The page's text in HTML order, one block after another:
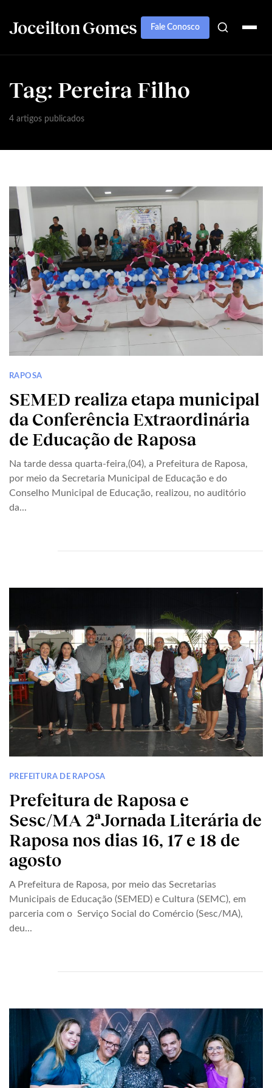
Joceilton Gomes Fale Conosco
Tag: Pereira Filho
4 artigos publicados
RAPOSA
SEMED realiza etapa municipal
da Conferência Extraordinária
de Educação de Raposa
Na tarde dessa quarta-feira,(04), a Prefeitura de Raposa,
por meio da Secretaria Municipal de Educação e do
Conselho Municipal de Educação, realizou, no auditório
da...
PREFEITURA DE RAPOSA
Prefeitura de Raposa e
Sesc/MA 2ªJornada Literária de
Raposa nos dias 16, 17 e 18 de
agosto
A Prefeitura de Raposa, por meio das Secretarias
Municipais de Educação (SEMED) e Cultura (SEMC), em
parceria com o Serviço Social do Comércio (Sesc/MA),
deu...